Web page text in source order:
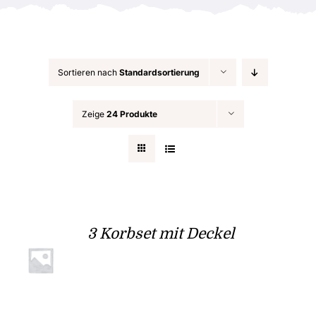
Sortieren nach Standardsortierung
Zeige 24 Produkte
3 Korbset mit Deckel